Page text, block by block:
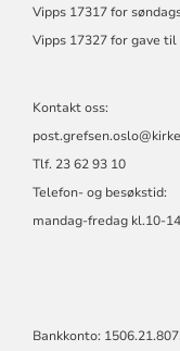
Vipps 17317 for
Vipps 17327 for gave
Kontakt oss:
Tlf. 23 62 93 10
Telefon- og besøkstid:
mandag-fredag kl.10-14
Bankkonto: